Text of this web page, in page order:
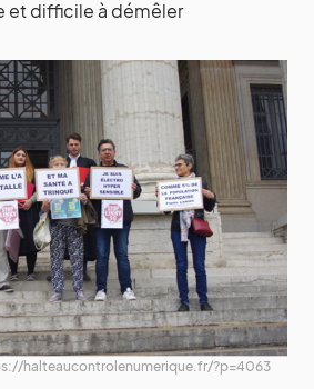
et difficile à démêler
halteaucontrolenumerique.fr/?p=4063